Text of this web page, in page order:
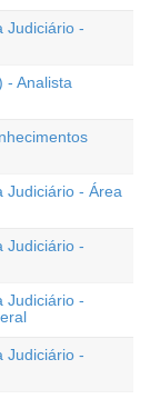
Judiciário -
- Analista
Judiciário - Área
Judiciário -
Judiciário -
Judiciário -